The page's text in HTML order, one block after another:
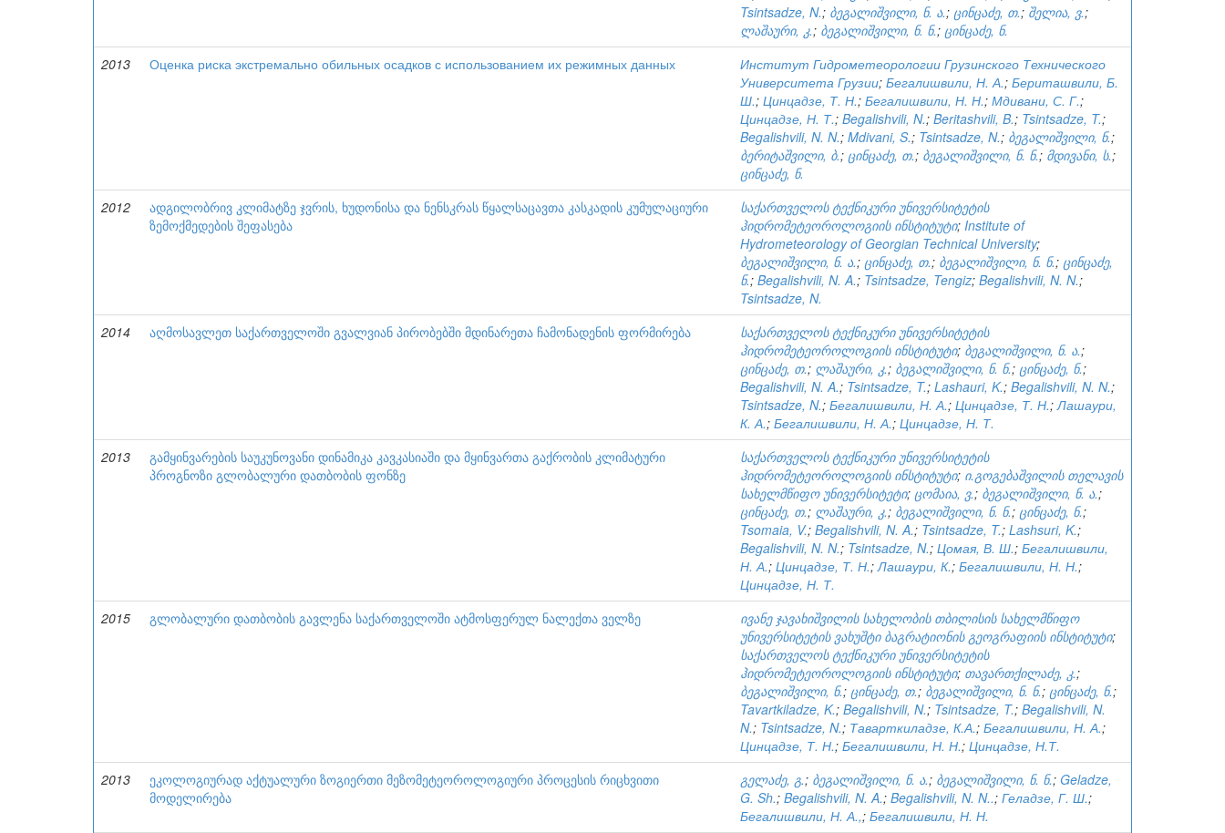
Tsintsadze, N.; ბეგალიშვილი, ნ. ა.; ცინცაძე, თ.; შელია, ვ.;
ლაშაური, კ.; ბეგალიშვილი, ნ. ნ.; ცინცაძე, ნ.
2013
Оценка риска экстремально обильных осадков с использованием их режимных данных
Институт Гидрометеорологии Грузинского Технического
Университета Грузии; Бегалишвили, Н. А.; Бериташвили, Б.
Ш.; Цинцадзе, Т. Н.; Бегалишвили, Н. Н.; Мдивани, С. Г.;
Цинцадзе, Н. Т.; Begalishvili, N.; Beritashvili, B.; Tsintsadze, T.;
Begalishvili, N. N.; Mdivani, S.; Tsintsadze, N.; ბეგალიშვილი, ნ.;
ბერიტაშვილი, ბ.; ცინცაძე, თ.; ბეგალიშვილი, ნ. ნ.; მდივანი, ს.;
ცინცაძე, ნ.
2012
ადგილობრივ კლიმატზე ჯვრის, ხუდონისა და ნენსკრას წყალსაცავთა კასკადის კუმულაციური
ზემოქმედების შეფასება
საქართველოს ტექნიკური უნივერსიტეტის
ჰიდრომეტეოროლოგიის ინსტიტუტი; Institute of
Hydrometeorology of Georgian Technical University;
ბეგალიშვილი, ნ. ა.; ცინცაძე, თ.; ბეგალიშვილი, ნ. ნ.; ცინცაძე,
ნ.; Begalishvili, N. A.; Tsintsadze, Tengiz; Begalishvili, N. N.;
Tsintsadze, N.
2014
აღმოსავლეთ საქართველოში გვალვიან პირობებში მდინარეთა ჩამონადენის ფორმირება
საქართველოს ტექნიკური უნივერსიტეტის
ჰიდრომეტეოროლოგიის ინსტიტუტი; ბეგალიშვილი, ნ. ა.;
ცინცაძე, თ.; ლაშაური, კ.; ბეგალიშვილი, ნ. ნ.; ცინცაძე, ნ.;
Begalishvili, N. A.; Tsintsadze, T.; Lashauri, K.; Begalishvili, N. N.;
Tsintsadze, N.; Бегалишвили, Н. А.; Цинцадзе, Т. Н.;Лашаури,
К. А.; Бегалишвили, Н. А.; Цинцадзе, Н. Т.
2013
გამყინვარების საუკუნოვანი დინამიკა კავკასიაში და მყინვართა გაქრობის კლიმატური
პროგნოზი გლობალური დათბობის ფონზე
საქართველოს ტექნიკური უნივერსიტეტის
ჰიდრომეტეოროლოგიის ინსტიტუტი; ი.გოგებაშვილის თელავის
სახელმწიფო უნივერსიტეტი; ცომაია, ვ.; ბეგალიშვილი, ნ. ა.;
ცინცაძე, თ.; ლაშაური, კ.; ბეგალიშვილი, ნ. ნ.; ცინცაძე, ნ.;
Tsomaia, V.; Begalishvili, N. A.; Tsintsadze, T.; Lashsuri, K.;
Begalishvili, N. N.; Tsintsadze, N.; Цомая, В. Ш.; Бегалишвили,
Н. А.; Цинцадзе, Т. Н.;Лашаури, К.; Бегалишвили, Н. Н.;
Цинцадзе, Н. Т.
2015
გლობალური დათბობის გავლენა საქართველოში ატმოსფერულ ნალექთა ველზე
ივანე ჯავახიშვილის სახელობის თბილისის სახელმწიფო
უნივერსიტეტის ვახუშტი ბაგრატიონის გეოგრაფიის ინსტიტუტი;
საქართველოს ტექნიკური უნივერსიტეტის
ჰიდრომეტეოროლოგიის ინსტიტუტი; თავართქილაძე, კ.;
ბეგალიშვილი, ნ.; ცინცაძე, თ.; ბეგალიშვილი, ნ. ნ.; ცინცაძე, ნ.;
Tavartkiladze, K.; Begalishvili, N.; Tsintsadze, T.; Begalishvili, N.
N.; Tsintsadze, N.; Таварткиладзе, К.А.; Бегалишвили, Н. А.;
Цинцадзе, Т. Н.; Бегалишвили, Н. Н.; Цинцадзе, Н.Т.
2013
ეკოლოგიურად აქტუალური ზოგიერთი მეზომეტეოროლოგიური პროცესის რიცხვითი
მოდელირება
გელაძე, გ.; ბეგალიშვილი, ნ. ა.; ბეგალიშვილი, ნ. ნ.; Geladze,
G. Sh.; Begalishvili, N. A.; Begalishvili, N. N..; Геладзе, Г. Ш.;
Бегалишвили, Н. А.,; Бегалишвили, Н. Н.